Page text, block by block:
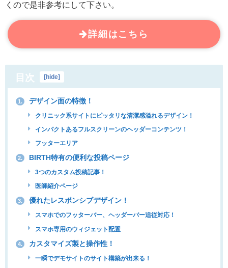
くので是非参考にして下さい。
詳細はこちら
目次 hide
1. デザイン面の特徴！
クリニック系サイトにピッタリな清潔感溢れるデザイン！
インパクトあるフルスクリーンのヘッダーコンテンツ！
フッターエリア
2. BIRTH特有の便利な投稿ページ
3つのカスタム投稿記事！
医師紹介ページ
3. 優れたレスポンシブデザイン！
スマホでのフッターバー、ヘッダーバー追従対応！
スマホ専用のウィジェット配置
4. カスタマイズ製と操作性！
一瞬でデモサイトのサイト構築が出来る！